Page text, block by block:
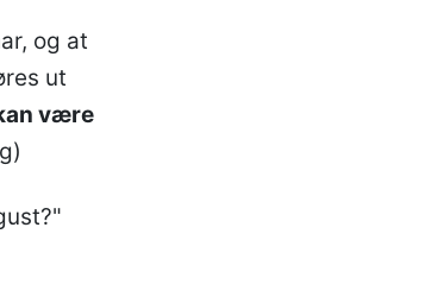
og at
ut
være